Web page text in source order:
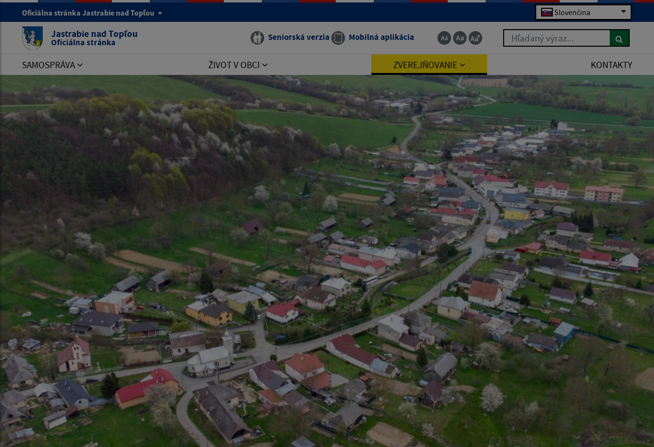
Oficiálna stránka Jastrabie nad Topľou Slovenčina
Jastrabie nad Topľou
Oficiálna stránka Seniorská verzia Mobilná aplikácia Hľadaný výraz...
SAMOSPRÁVA ŽIVOT V OBCI ZVEREJŇOVANIE KONTAKTY